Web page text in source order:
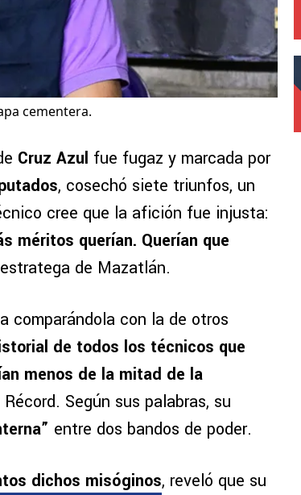
cementera.
Cruz Azul fue fugaz y marcada por
, cosechó siete triunfos, un
cree que la afición fue injusta:
méritos querían. Querían que
de Mazatlán.
comparándola con la de otros
de todos los técnicos que
menos de la mitad de la
Según sus palabras, su
entre dos bandos de poder.
dichos misóginos, reveló que su